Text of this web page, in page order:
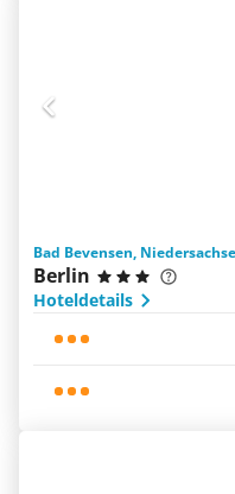
Bad Bevensen,
Berlin
Hoteldetails